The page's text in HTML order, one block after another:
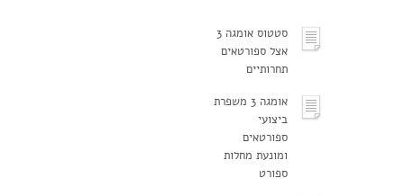
סטטוס אומגה 3
אצל ספורטאים
תחרותיים
אומגה 3 משפרת
ביצועי
ספורטאים
ומונעת מחלות
ספורט